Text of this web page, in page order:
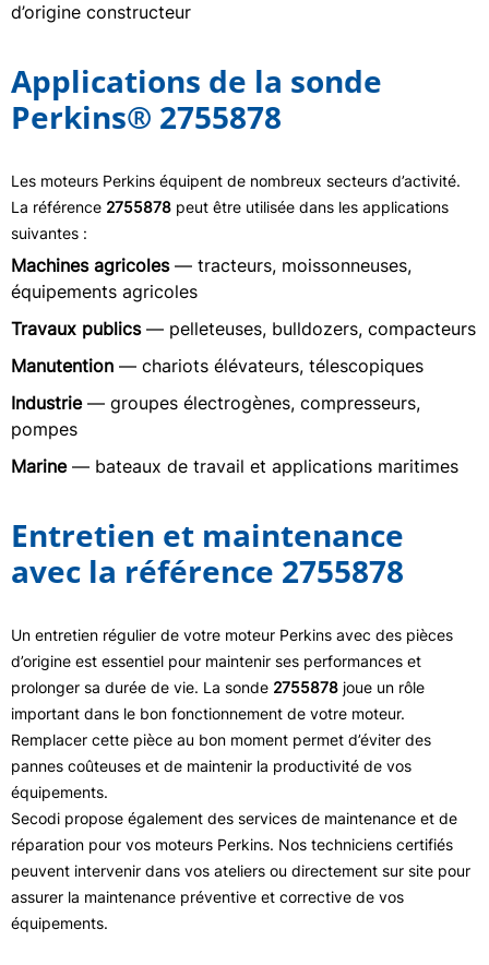
d’origine constructeur
Applications de la sonde
Perkins® 2755878
Les moteurs Perkins équipent de nombreux secteurs d’activité.
La référence 2755878 peut être utilisée dans les applications
suivantes :
Machines agricoles— tracteurs, moissonneuses,
équipements agricoles
Travaux publics— pelleteuses, bulldozers, compacteurs
Manutention — chariots élévateurs, télescopiques
Industrie— groupes électrogènes, compresseurs,
pompes
Marine— bateaux de travail et applications maritimes
Entretien et maintenance
avec la référence 2755878
Un entretien régulier de votre moteur Perkins avec des pièces
d’origine est essentiel pour maintenir ses performances et
prolonger sa durée de vie. La sonde 2755878 joue un rôle
important dans le bon fonctionnement de votre moteur.
Remplacer cette pièce au bon moment permet d’éviter des
pannes coûteuses et de maintenir la productivité de vos
équipements.
Secodi propose également des services de maintenance et de
réparation pour vos moteurs Perkins. Nos techniciens certifiés
peuvent intervenir dans vos ateliers ou directement sur site pour
assurer la maintenance préventive et corrective de vos
équipements.